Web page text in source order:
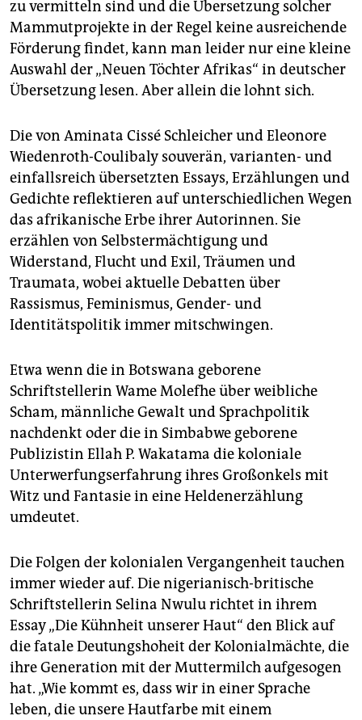
zu vermitteln sind und die Übersetzung solcher
Mammutprojekte in der Regel keine ausreichende
Förderung findet, kann man leider nur eine kleine
Auswahl der „Neuen Töchter Afrikas“ in deutscher
Übersetzung lesen. Aber allein die lohnt sich.
Die von Aminata Cissé Schleicher und Eleonore
Wiedenroth-Coulibaly souverän, varianten- und
einfallsreich übersetzten Essays, Erzählungen und
Gedichte reflektieren auf unterschiedlichen Wegen
das afrikanische Erbe ihrer Autorinnen. Sie
erzählen von Selbstermächtigung und
Widerstand, Flucht und Exil, Träumen und
Traumata, wobei aktuelle Debatten über
Rassismus, Feminismus, Gender- und
Identitätspolitik immer mitschwingen.
Etwa wenn die in Botswana geborene
Schriftstellerin Wame Molefhe über weibliche
Scham, männliche Gewalt und Sprachpolitik
nachdenkt oder die in Simbabwe geborene
Publizistin Ellah P. Wakatama die koloniale
Unterwerfungserfahrung ihres Großonkels mit
Witz und Fantasie in eine Heldenerzählung
umdeutet.
Die Folgen der kolonialen Vergangenheit tauchen
immer wieder auf. Die nigerianisch-britische
Schriftstellerin Selina Nwulu richtet in ihrem
Essay „Die Kühnheit unserer Haut“ den Blick auf
die fatale Deutungshoheit der Kolonialmächte, die
ihre Generation mit der Muttermilch aufgesogen
hat. „Wie kommt es, dass wir in einer Sprache
leben, die unsere Hautfarbe mit einem